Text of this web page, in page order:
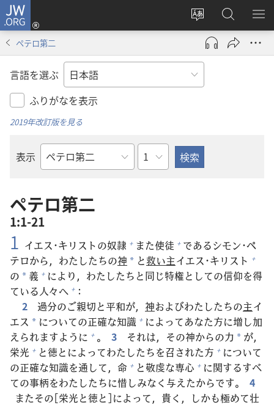
JW.ORG
サ
イ
ト
の
言
え
る
ロ
グ
ン
し
で
開
JW.ORG
の
検
メ
を
ペテロ第二
言語を選ぶ
ふりがなを表示
2019年改訂版を見る
表示
聖
の
書
名
章
ペテロ第二
1:1-21
1 イエス･キリストの奴隷 + また使徒 + であるシモン･ペ
テロから，わたしたちの神 * と救い主イエス･キリスト +
の * 義 + により，わたしたちと同じ特権としての信仰を得
ている人々へ + :
2
過分のご親切と平和が， 神およびわたしたちの主イ
エス * についての正確な知識 + によってあなた方に増し加
えられますように + 。 3 それは，その神からの力 * が，
栄光 + と徳とによってわたしたちを召 された方 + について
の正確な知識を通して， 命 + と敬虔な専心 + に関するすべ
ての事柄をわたしたちに惜しみなく 与えたからです。
4
またその[栄光と徳と]によって， 貴く，しかも極めて壮